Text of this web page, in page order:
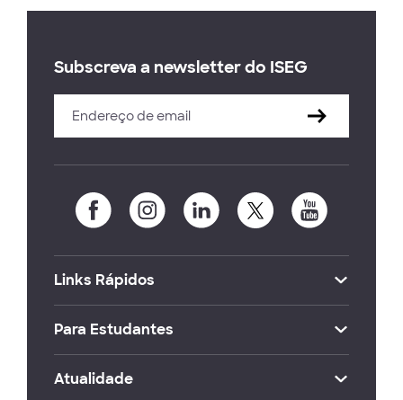
Subscreva a newsletter do ISEG
Links Rápidos
Para Estudantes
Atualidade